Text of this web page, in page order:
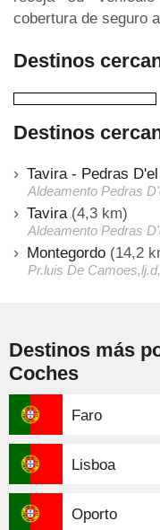
cobertura de seguro
Destinos
Destinos
Tavira - Pedras
Aldeamento Pedras
Tavira (4,3 km)
Aldeamento Pedras
Montegordo (14,2
Pr.luis De
Destinos más
Coches
Faro
Lisboa
Oporto